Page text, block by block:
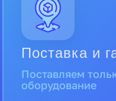
Поставка и
Поставляем
оборудование